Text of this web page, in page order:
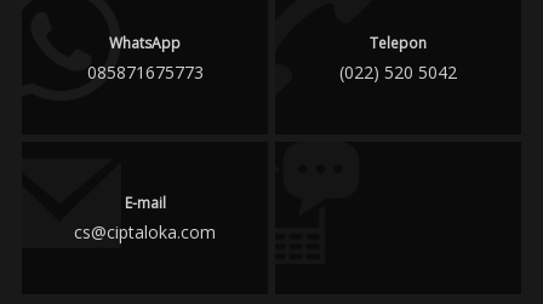
WhatsApp
085871675773
Telepon
(022) 520 5042
E-mail
cs@ciptaloka.com